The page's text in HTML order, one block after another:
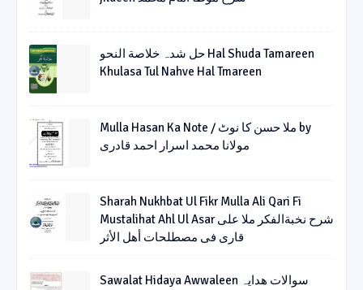
حل شدہ خلاصة النحو Hal Shuda Tamareen
Khulasa Tul Nahve Hal Tmareen
Mulla Hasan Ka Note / ملا حسن کا نوٹ by
مولانا محمد اسرار احمد قادری
Sharah Nukhbat Ul Fikr Mulla Ali Qari Fi
Mustalihat Ahl Ul Asar شرح نخبةالفکر ملا علی
قاری فی مصطلحات أھل الأثر
Sawalat Hidaya Awwaleen سوالات ھدایہ